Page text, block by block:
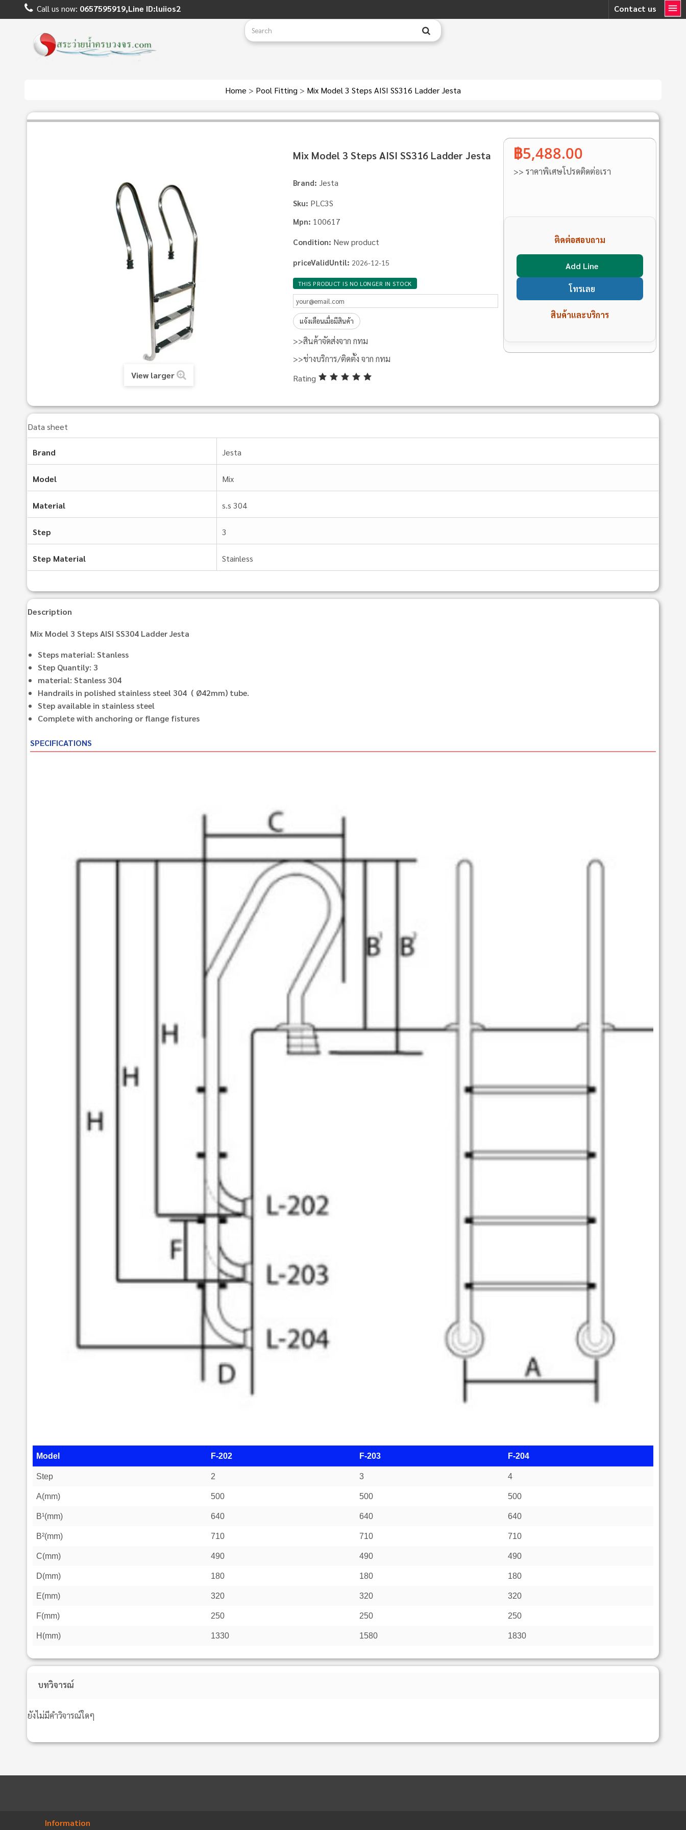
Contact us
Call us now: 0657595919,Line ID:luiios2
Home > Pool Fitting > Mix Model 3 Steps AISI SS316 Ladder Jesta
View larger
Mix Model 3 Steps AISI SS316 Ladder Jesta
Brand: Jesta
Sku: PLC3S
Mpn: 100617
Condition: New product
priceValidUntil: 2026-12-15
THIS PRODUCT IS NO LONGER IN STOCK
แจ้งเตือนเมื่อมีสินค้า
>>สินค้าจัดส่งจาก กทม
>>ช่างบริการ/ติดตั้ง จาก กทม
Rating
฿5,488.00
>> ราคาพิเศษโปรดติดต่อเรา
ติดต่อสอบถาม
Add Line
โทรเลย
สินค้าและบริการ
Data sheet
Brand Jesta
Model Mix
Material s.s 304
Step 3
Step Material Stainless
Description
Mix Model 3 Steps AISI SS304 Ladder Jesta
Steps material: Stanless
Step Quantily: 3
material: Stanless 304
Handrails in polished stainless steel 304 ( Ø42mm) tube.
Step available in stainless steel
Complete with anchoring or flange fistures
SPECIFICATIONS
Model F-202 F-203 F-204
Step 2 3 4
A(mm) 500 500 500
B¹(mm) 640 640 640
B²(mm) 710 710 710
C(mm) 490 490 490
D(mm) 180 180 180
E(mm) 320 320 320
F(mm) 250 250 250
H(mm) 1330 1580 1830
บทวิจารณ์
ยังไม่มีคำวิจารณ์ใดๆ
Information